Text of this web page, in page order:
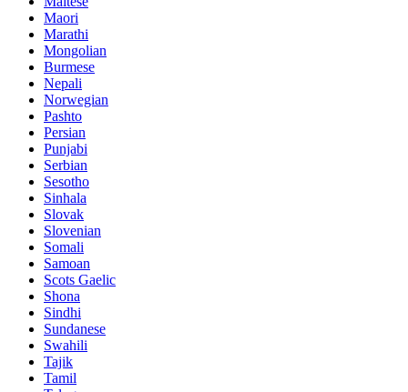
Maori
Marathi
Mongolian
Burmese
Nepali
Norwegian
Pashto
Persian
Punjabi
Serbian
Sesotho
Sinhala
Slovak
Slovenian
Somali
Samoan
Scots Gaelic
Shona
Sindhi
Sundanese
Swahili
Tajik
Tamil